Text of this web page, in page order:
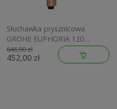
Słuchawka prysznicowa
GROHE EUPHORIA 120
brushed warm sunset
134883DL00
646,00 zł
452,00 zł